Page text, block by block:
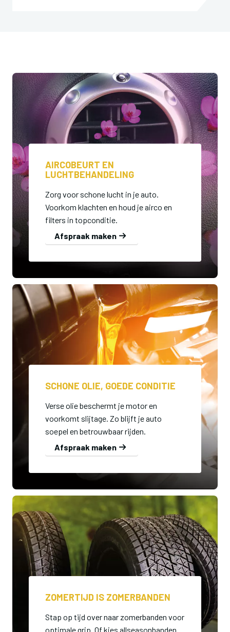
AIRCOBEURT EN
LUCHTBEHANDELING
Zorg voor schone lucht in je auto.
Voorkom klachten en houd je airco en
filters in topconditie.
Afspraak maken
SCHONE OLIE, GOEDE CONDITIE
Verse olie beschermt je motor en
voorkomt slijtage. Zo blijft je auto
soepel en betrouwbaar rijden.
Afspraak maken
ZOMERTIJD IS ZOMERBANDEN
Stap op tijd over naar zomerbanden voor
optimale grip. Of kies allseasonbanden